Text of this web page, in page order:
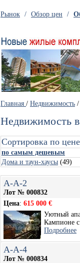
Рынок / Обзор цен /
Главная / Недвижимость /
Недвижимость
Сортировка по
по самым дешевым
Дома и таун-хаусы (49)
A-A-2
Лот № 000832
Цена: 615 000 €
Уютный
Кампионе
Подробнее
A-A-4
Лот № 000834